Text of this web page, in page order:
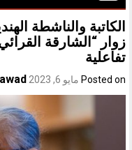
الكاتبة والناشطة
زوار “الشارقة
تفاعلية
Posted on مايو 6, 2023